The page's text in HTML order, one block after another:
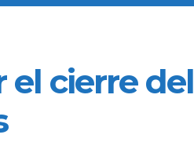
el cierre del